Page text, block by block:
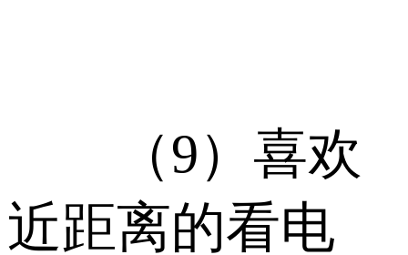
（9）喜欢
近距离的看电